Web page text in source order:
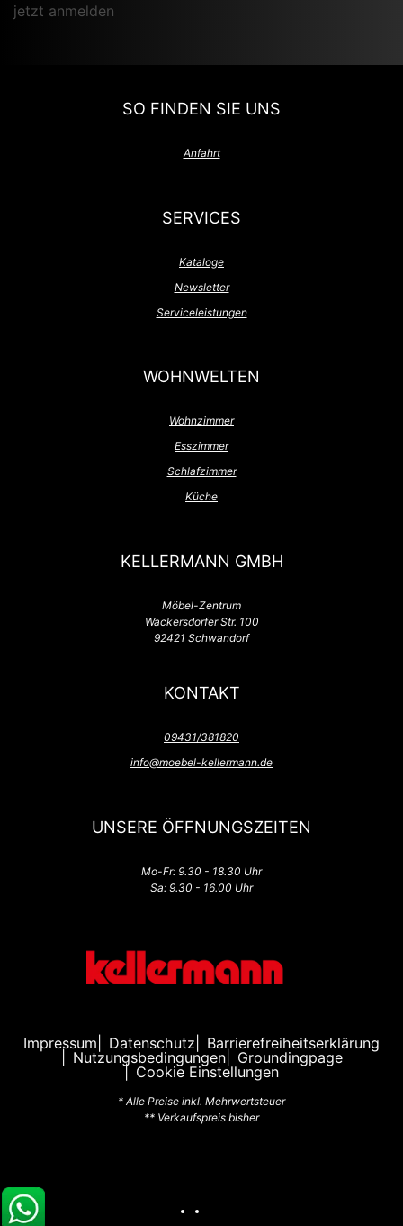
jetzt anmelden
SO FINDEN SIE UNS
Anfahrt
SERVICES
Kataloge
Newsletter
Serviceleistungen
WOHNWELTEN
Wohnzimmer
Esszimmer
Schlafzimmer
Küche
KELLERMANN GMBH
Möbel-Zentrum
Wackersdorfer Str. 100
92421 Schwandorf
KONTAKT
09431/381820
info@moebel-kellermann.de
UNSERE ÖFFNUNGSZEITEN
Mo-Fr: 9.30 - 18.30 Uhr
Sa: 9.30 - 16.00 Uhr
Impressum Datenschutz
Barrierefreiheitserklärung
Nutzungsbedingungen
Groundingpage
Cookie Einstellungen
* Alle Preise inkl. Mehrwertsteuer
** Verkaufspreis bisher